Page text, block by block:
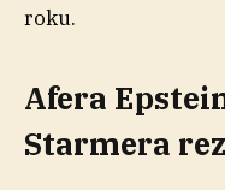
roku.
Afera
Starmera